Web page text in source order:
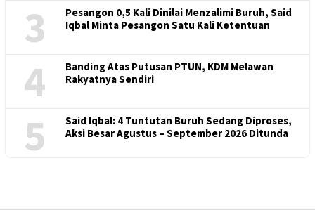
3
Pesangon 0,5 Kali Dinilai Menzalimi Buruh, Said
Iqbal Minta Pesangon Satu Kali Ketentuan
4
Banding Atas Putusan PTUN, KDM Melawan
Rakyatnya Sendiri
5
Said Iqbal: 4 Tuntutan Buruh Sedang Diproses,
Aksi Besar Agustus – September 2026 Ditunda